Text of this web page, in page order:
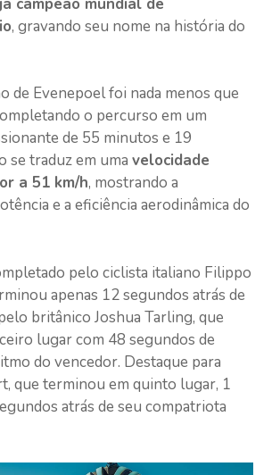
, gravando seu nome na história do
de Evenepoel foi nada menos que
o percurso em um
de 55 minutos e 19
se traduz em uma velocidade
a 51 km/h, mostrando a
e a eficiência aerodinâmica do
pelo ciclista italiano Filippo
apenas 12 segundos atrás de
britânico Joshua Tarling, que
lugar com 48 segundos de
do vencedor. Destaque para
que terminou em quinto lugar, 1
atrás de seu compatriota